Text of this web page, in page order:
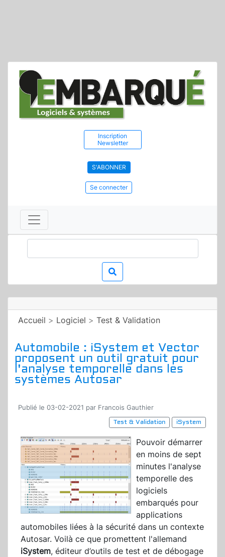
Inscription
Newsletter
S'ABONNER
Se connecter
Accueil > Logiciel > Test & Validation
Automobile : iSystem et Vector
proposent un outil gratuit pour
l'analyse temporelle dans les
systèmes Autosar
Publié le 03-02-2021 par Francois Gauthier
Test & Validation
iSystem
Pouvoir démarrer
en moins de sept
minutes l'analyse
temporelle des
logiciels
embarqués pour
applications
automobiles liées à la sécurité dans un contexte
Autosar. Voilà ce que promettent l'allemand
iSystem, éditeur d’outils de test et de débogage